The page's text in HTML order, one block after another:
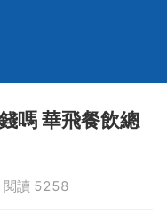
嗎 華飛餐飲總
讀 5258